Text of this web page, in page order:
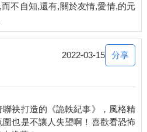
不自知,還有,關於友情,愛情,的元
2022-03-15 分享
袂打造的《詭軼紀事》，風格精
也是不讓人失望啊！喜歡看恐怖